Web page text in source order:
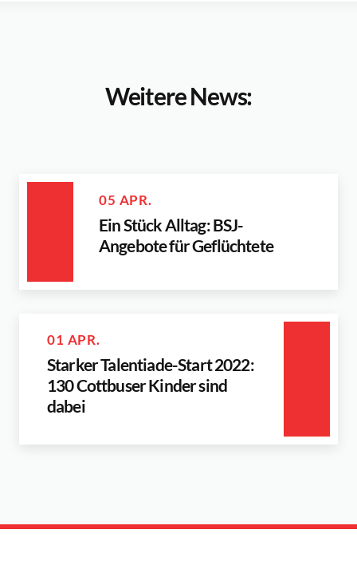
Weitere News:
05 APR.
Ein Stück Alltag: BSJ-
Angebote für Geflüchtete
01 APR.
Starker Talentiade-Start 2022:
130 Cottbuser Kinder sind
dabei